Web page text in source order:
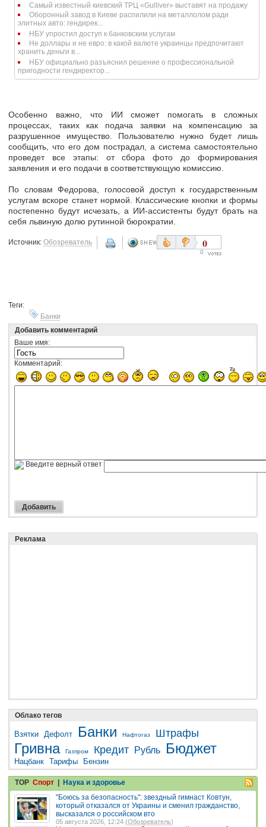
Самый известный киевский ТРЦ «Gulliver» выставят на продажу
Оборонный завод в Киеве распилили на металлолом ради
элитных авто: гендирек...
НБУ упростил доступ к банковским услугам
Не доллары и не евро: в какой валюте украинцы предпочитают
хранить деньги в...
НБУ официально разъяснил решение о профессиональной
пригодности гендиректор...
Особенно важно, что ИИ сможет помогать в сложных
процессах, таких как подача заявки на компенсацию за
разрушенное имущество. Пользователю нужно будет лишь
сообщить, что его дом пострадал, а система самостоятельно
проведет все этапы: от сбора фото до формирования
заявления и его подачи в соответствующую комиссию.
По словам Федорова, голосовой доступ к государственным
услугам вскоре станет нормой. Классические кнопки и формы
постепенно будут исчезать, а ИИ-ассистенты будут брать на
себя львиную долю рутинной бюрократии.
Источник: Обозреватель 0
0
Теги:
Банки
Добавить комментарий
Ваше имя:
Комментарий:
Введите верный ответ
Реклама
Облако тегов
Взятки Дефолт Банки Нафтогаз Штрафы
Гривна Газпром Кредит Рубль Бюджет
Нацбанк Тарифы Бензин
TOP Спорт
Наука и здоровье
"Боюсь за безопасность": звездный гимнаст Ковтун,
который отказался от Украины и сменил гражданство,
высказался о российском вто
05 августа 2026, 12:24 (Обозреватель)